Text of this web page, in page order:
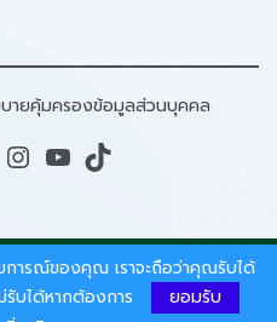
ายคุ้มครองข้อมูลส่วนบุคคล
Instagram YouTube TikTok
นักงานนโยบายและแผน
และสิ่งแวดล้อม.
การณ์ของคุณ เราจะถือว่าคุณรับได้
บได้หากต้องการ
ยอมรับ